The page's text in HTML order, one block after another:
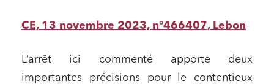
CE, 13 novembre 2023, n°466407, Lebon
L’arrêt ici commenté apporte deux
importantes précisions pour le contentieux